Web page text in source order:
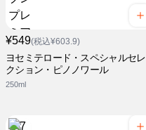
¥549(税込¥603.9)
ヨセミテロード・スペシャルセレ
クション・ピノノワール
250ml